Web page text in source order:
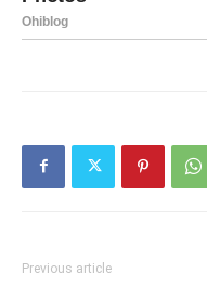
Previous article